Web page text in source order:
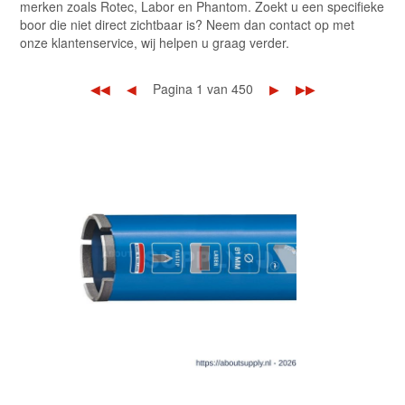
merken zoals Rotec, Labor en Phantom. Zoekt u een specifieke
boor die niet direct zichtbaar is? Neem dan contact op met
onze klantenservice, wij helpen u graag verder.
◀◀ ◀ Pagina 1 van 450 ▶ ▶▶